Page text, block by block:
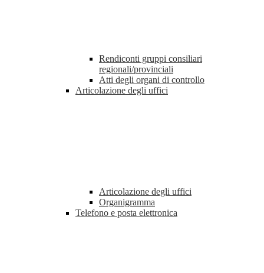
Rendiconti gruppi consiliari
regionali/provinciali
Atti degli organi di controllo
Articolazione degli uffici
Articolazione degli uffici
Organigramma
Telefono e posta elettronica